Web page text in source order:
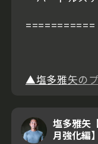
===========
▲塩多雅矢の
塩多雅矢
月強化編】